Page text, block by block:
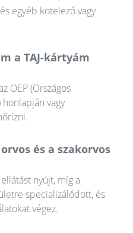
egyéb kötelező vagy
a TAJ-kártyám
OEP (Országos
honlapján vagy
és a szakorvos
nyújt, míg a
specializálódott, és
végez.